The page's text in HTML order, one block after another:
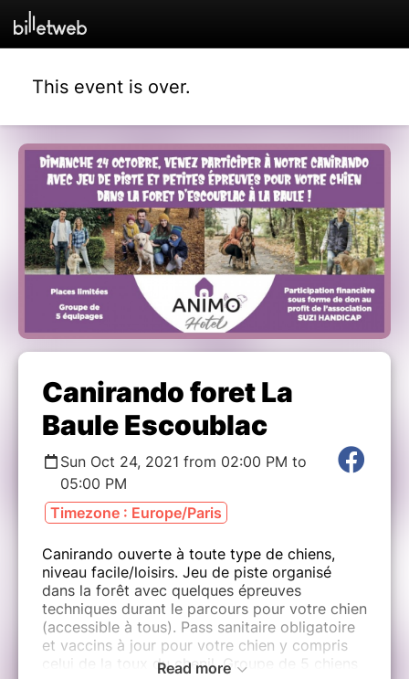
This event is over.
Canirando foret La
Baule Escoublac
Sun Oct 24, 2021 from 02:00 PM to
05:00 PM
Timezone : Europe/Paris
Canirando ouverte à toute type de chiens,
niveau facile/loisirs. Jeu de piste organisé
dans la forêt avec quelques épreuves
techniques durant le parcours pour votre chien
(accessible à tous). Pass sanitaire obligatoire
et vaccins à jour pour votre chien y compris
celui de la toux du chenil. Groupe de 5 chiens
Read more